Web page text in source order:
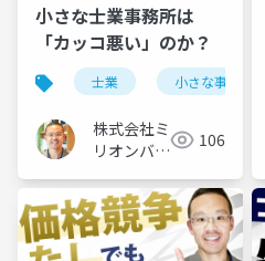
小さな士業事務所は
「カッコ悪い」のか？
士業 小さな事務所
株式会社ミ
リオンバリ
106